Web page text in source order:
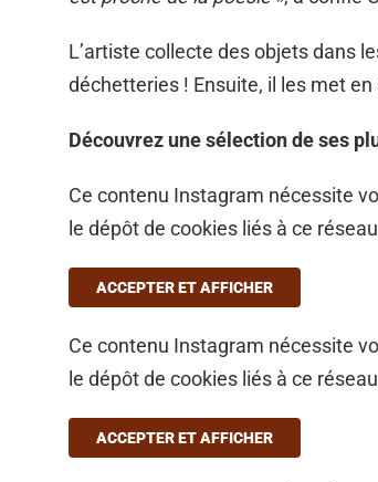
L’artiste collecte des objets dans
déchetteries ! Ensuite, il les met
Découvrez une sélection de ses
Ce contenu Instagram nécessite
le dépôt de cookies liés à ce
ACCEPTER ET AFFICHER
Ce contenu Instagram nécessite
le dépôt de cookies liés à ce
ACCEPTER ET AFFICHER